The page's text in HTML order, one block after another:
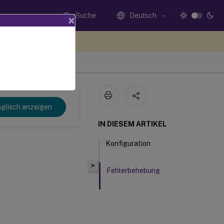
Suche Deutsch
anzeigen
>
IN DIESEM ARTIKEL
Konfiguration
Fehlerbehebung
×